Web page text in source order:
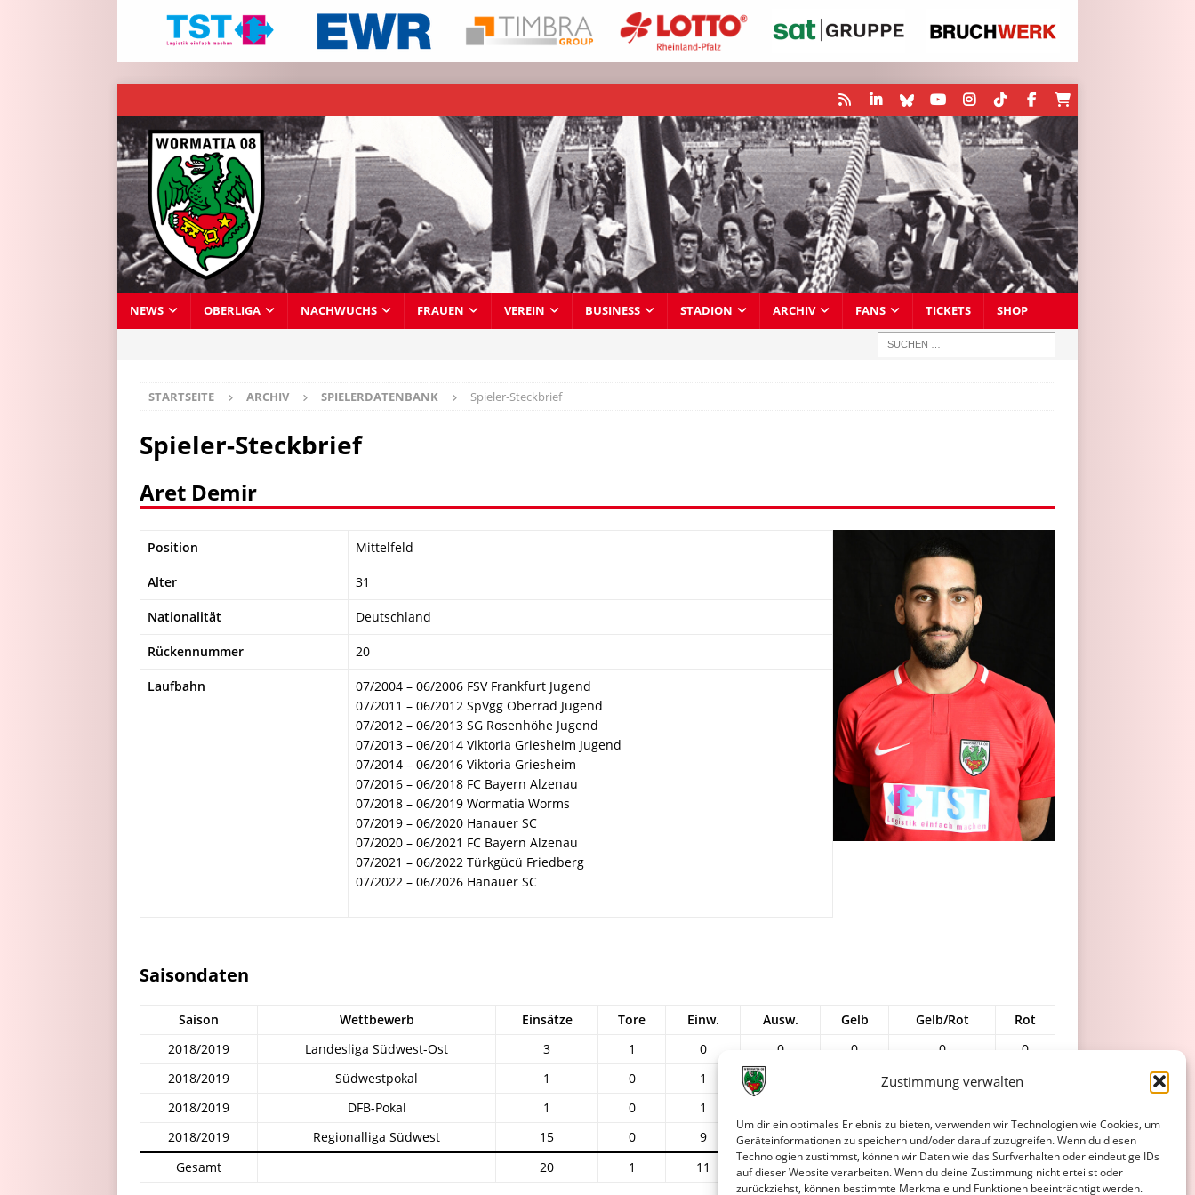
Zustimmung verwalten
Um dir ein optimales Erlebnis zu bieten, verwenden wir Technologien wie Cookies, um
Geräteinformationen zu speichern und/oder darauf zuzugreifen. Wenn du diesen
Technologien zustimmst, können wir Daten wie das Surfverhalten oder eindeutige IDs
auf dieser Website verarbeiten. Wenn du deine Zustimmung nicht erteilst oder
zurückziehst, können bestimmte Merkmale und Funktionen beeinträchtigt werden.
NEWS OBERLIGA NACHWUCHS FRAUEN VEREIN BUSINESS STADION ARCHIV FANS TICKETS SHOP
STARTSEITE ARCHIV SPIELERDATENBANK Spieler-Steckbrief
Spieler-Steckbrief
Aret Demir
Position Mittelfeld
Alter 31
Nationalität Deutschland
Rückennummer 20
Laufbahn
07/2004 – 06/2006 FSV Frankfurt Jugend
07/2011 – 06/2012 SpVgg Oberrad Jugend
07/2012 – 06/2013 SG Rosenhöhe Jugend
07/2013 – 06/2014 Viktoria Griesheim Jugend
07/2014 – 06/2016 Viktoria Griesheim
07/2016 – 06/2018 FC Bayern Alzenau
07/2018 – 06/2019 Wormatia Worms
07/2019 – 06/2020 Hanauer SC
07/2020 – 06/2021 FC Bayern Alzenau
07/2021 – 06/2022 Türkgücü Friedberg
07/2022 – 06/2026 Hanauer SC
Saisondaten
Saison Wettbewerb Einsätze Tore Einw. Ausw. Gelb Gelb/Rot
Rot
2018/2019
Landesliga Südwest-Ost 3 1 0 0 0 0
0
2018/2019
Südwestpokal 1 0 1 0
0
2018/2019
DFB-Pokal 1 0 1
2018/2019
Regionalliga Südwest 15 0 9 2 4 1
0
Gesamt
20 1 11 2 4 1 0